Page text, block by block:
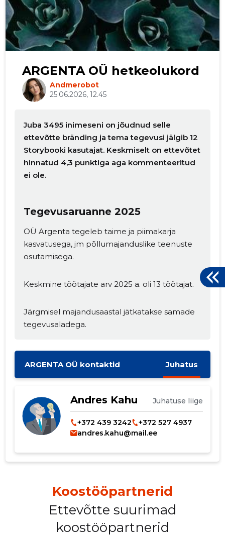
ARGENTA OÜ hetkeolukord
Andmerobot
25.06.2026, 12.45
Juba 3495 inimeseni on jõudnud selle
ettevõtte bränding ja tema tegevusi jälgib 12
Storybooki kasutajat. Keskmiselt on ettevõtet
hinnatud 4,3 punktiga aga kommenteeritud
ei ole.
Tegevusaruanne 2025
OÜ Argenta tegeleb taime ja piimakarja
kasvatusega, jm põllumajanduslike teenuste
osutamisega.
Keskmine töötajate arv 2025 a. oli 13 töötajat.
Järgmisel majandusaastal jätkatakse samade
tegevusaladega.
ARGENTA OÜ kontaktid Juhatus
Andres Kahu Juhatuse liige
+372 439 3242
+372 527 4937
andres.kahu@mail.ee
Koostööpartnerid
Ettevõtte suurimad
koostööpartnerid
Muuda pildi
kirjeldust